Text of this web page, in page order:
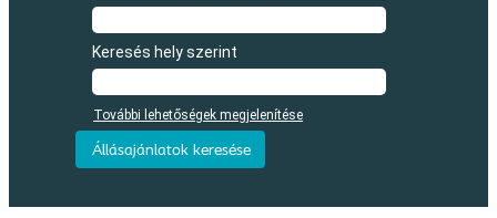
Keresés hely szerint
További lehetőségek megjelenítése